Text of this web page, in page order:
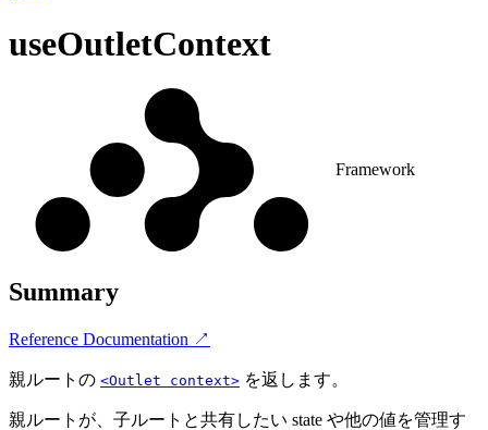
useOutletContext
Framework
Summary
Reference Documentation ↗
親ルートの <Outlet context> を返します。
親ルートが、子ルートと共有したい state や他の値を管理す